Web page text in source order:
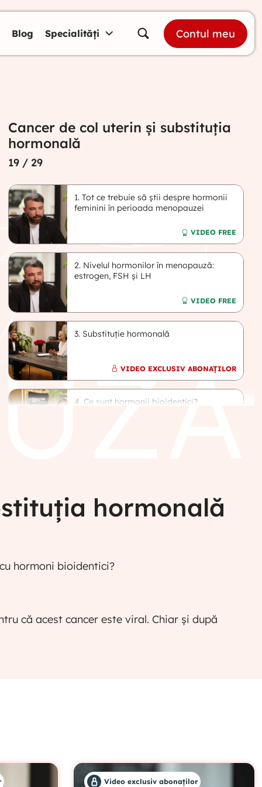
Blog Specialități Contul meu
Cancer de col uterin și substituția
hormonală
19/ 29
1. Tot ce trebuie să știi despre hormonii
feminini în perioada menopauzei
VIDEO FREE
2. Nivelul hormonilor în menopauză:
estrogen, FSH și LH
VIDEO FREE
3. Substituție hormonală
VIDEO EXCLUSIV ABONAȚILOR
4. Ce sunt hormonii bioidentici?
VIDEO EXCLUSIV ABONAȚILOR
VIDEO EXCLUSIV ABONAȚILOR
hormonală
hormoni bioidentici?
că acest cancer este viral. Chiar și după
Video exclusiv abonaților